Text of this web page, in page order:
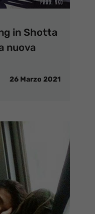
in Shotta
nuova
26 Marzo 2021